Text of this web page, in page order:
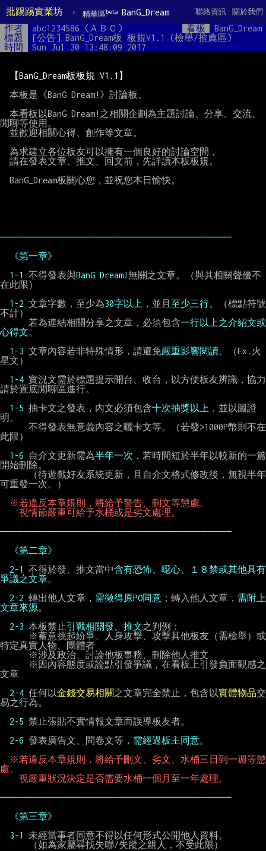
批踢踢實業坊 › 精華區beta BanG_Dream 關於我們
聯絡資訊
作者 abc1234586 (ＡＢＣ) 看板
BanG_Dream
標題
[公告] BanG_Dream板 板規V1.1 (檢舉/推薦區)
時間
Sun Jul 30 13:48:09 2017
【BanG_Dream板板規 V1.1】
閒聊等使用。
───────────────────────────────────────
《第一章》
1-1 不得發表與BanG Dream!無關之文章。（與其相關聲優不
在此限）
1-2 文章字數，至少為30字以上 ，並且 至少三行。（標點符號
不計）
      若為連結相關分享之文章，必須包含
一行以上之介紹文或
心得文。
1-3 文章內容若非特殊情形，請避免嚴重影響閱讀。（Ex.火
星文）
1-4 實況文需於標題提示開台、收台，以方便板友辨識，協力
請於置底閒聊區進行。
1-5 抽卡文之發表，內文必須包含十次抽獎以上 ，並以圖證
明。
此限）
1-6
自介文更新需為半年一次 ，若時間短於半年以較新的一篇
開始刪除。
可重發一次。）
※若違反本章規則，將給予警告、刪文等懲處。
視情節嚴重可給予水桶或是劣文處理。
───────────────────────────────────────
《第二章》
2-1 不得於發、推文當中含有恐怖、噁心、１８禁或其他具有
爭議之文章。
2-2 轉出他人文章， 需徵得原PO同意 ；轉入他人文章， 需附上
文章來源。
2-3 本板禁止引戰相關發、推文之判例：
特定真實人物、團體者
文章
2-4 任何以金錢交易相關之文章完全禁止，包含以實體物品交
易之行為。
2-5 禁止張貼不實情報文章而誤導板友者。
2-6 發表廣告文、問卷文等， 需經過板主同意。
※若違反本章規則，將給予刪文、劣文、水桶三日到一週等懲
處。
視嚴重狀況決定是否需要水桶一個月至一年處理。
───────────────────────────────────────
《第三章》
3-1 未經當事者同意不得以任何形式公開他人資料。